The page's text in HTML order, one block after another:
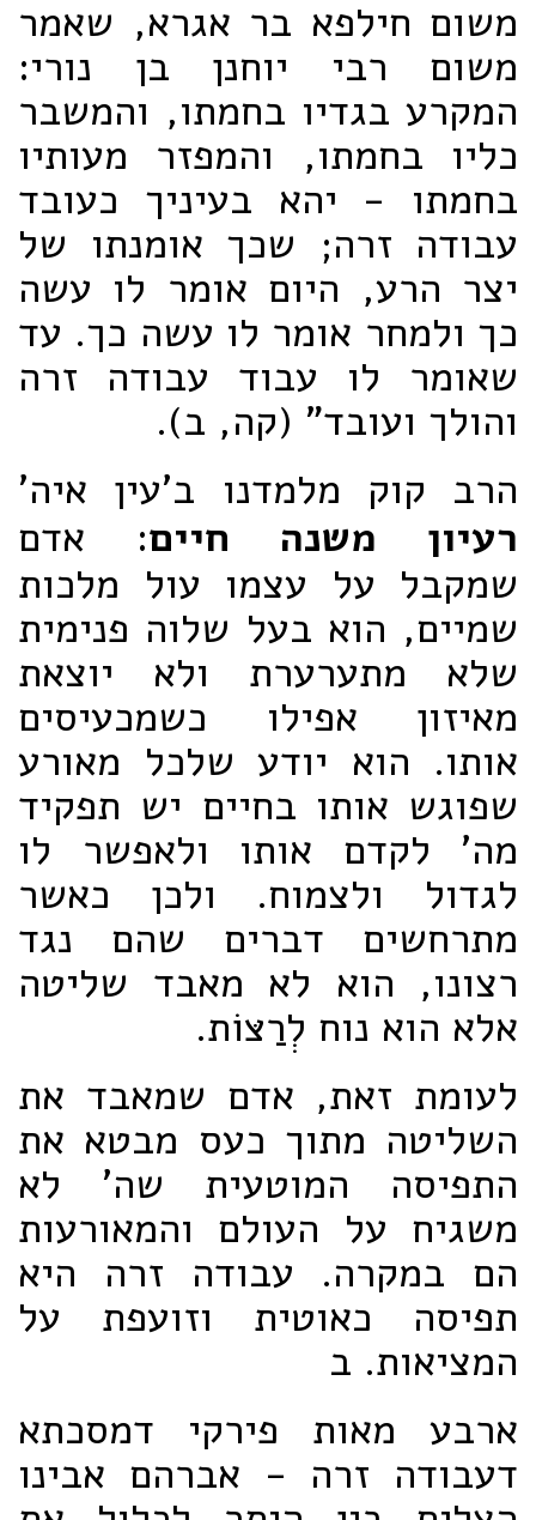
משום חילפא בר אגרא, שאמר
משום רבי יוחנן בן נורי:
המקרע בגדיו בחמתו, והמשבר
כליו בחמתו, והמפזר מעותיו
בחמתו - יהא בעיניך כעובד
עבודה זרה; שכך אומנתו של
יצר הרע, היום אומר לו עשה
כך ולמחר אומר לו עשה כך. עד
שאומר לו עבוד עבודה זרה
והולך ועובד" (קה, ב).
הרב קוק מלמדנו ב'עין איה'
רעיון משנה חיים: אדם
שמקבל על עצמו עול מלכות
שמיים, הוא בעל שלוה פנימית
שלא מתערערת ולא יוצאת
מאיזון אפילו כשמכעיסים
אותו. הוא יודע שלכל מאורע
שפוגש אותו בחיים יש תפקיד
מה' לקדם אותו ולאפשר לו
לגדול ולצמוח. ולכן כאשר
מתרחשים דברים שהם נגד
רצונו, הוא לא מאבד שליטה
אלא הוא נוח לְרַצּוֹת.
לעומת זאת, אדם שמאבד את
השליטה מתוך כעס מבטא את
התפיסה המוטעית שה' לא
משגיח על העולם והמאורעות
הם במקרה. עבודה זרה היא
תפיסה כאוטית וזועפת על
המציאות. ב
ארבע מאות פירקי דמסכתא
דעבודה זרה - אברהם אבינו